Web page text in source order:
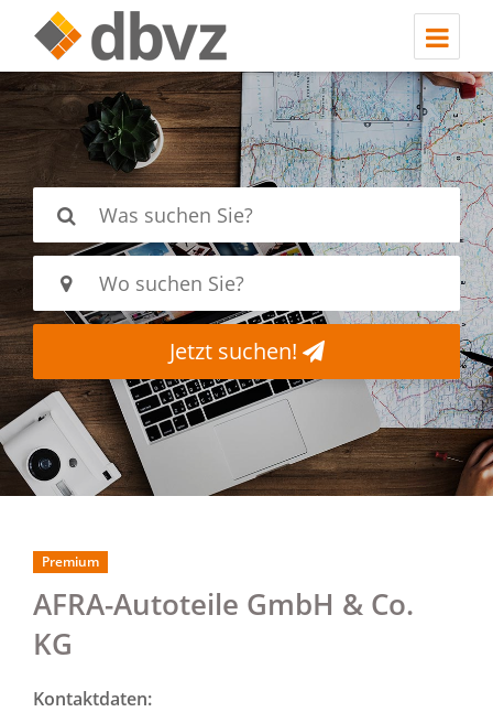
Jetzt suchen!
AFRA-Autoteile GmbH & Co.
KG
Premium
Kontaktdaten: